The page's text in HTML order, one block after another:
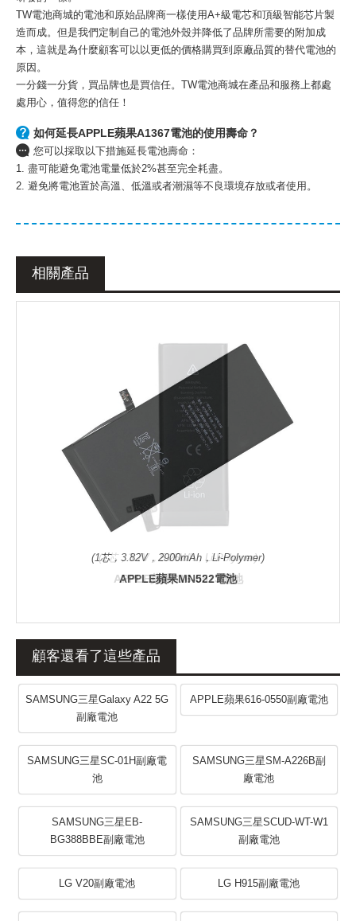
TW電池商城的電池和原始品牌商一樣使用A+級電芯和頂級智能芯片製
造而成。但是我們定制自己的電池外殼并降低了品牌所需要的附加成
本，這就是為什麼顧客可以以更低的價格購買到原廠品質的替代電池的
原因。
一分錢一分貨，買品牌也是買信任。TW電池商城在產品和服務上都處
處用心，值得您的信任！
如何延長APPLE蘋果A1367電池的使用壽命？
您可以採取以下措施延長電池壽命：
1. 盡可能避免電池電量低於2%甚至完全耗盡。
2. 避免將電池置於高溫、低溫或者潮濕等不良環境存放或者使用。
相關產品
(1芯，3.82V，2900mAh，Li-Polymer)
APPLE蘋果MN522電池
顧客還看了這些產品
SAMSUNG三星Galaxy A22 5G
副廠電池
APPLE蘋果616-0550副廠電池
SAMSUNG三星SC-01H副廠電
池
SAMSUNG三星SM-A226B副
廠電池
SAMSUNG三星EB-
BG388BBE副廠電池
SAMSUNG三星SCUD-WT-W1
副廠電池
LG V20副廠電池 LG H915副廠電池